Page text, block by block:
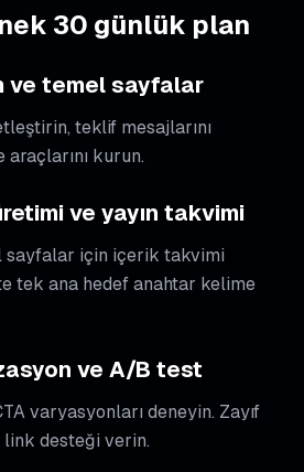
30 günlük plan
ve temel sayfalar
teklif mesajlarını
kurun.
ve yayın takvimi
sayfalar için içerik takvimi
tek ana hedef anahtar kelime
ve A/B test
varyasyonları deneyin. Zayıf
desteği verin.